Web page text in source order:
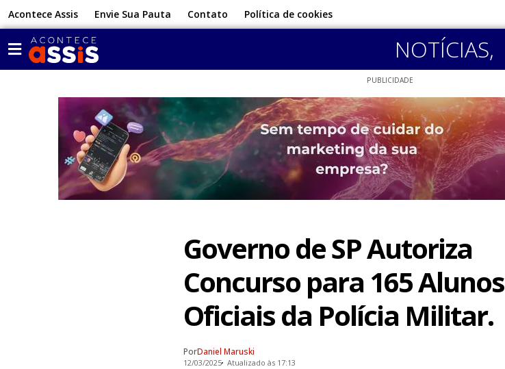
Acontece Assis Envie Sua Pauta Contato Política de cookies
NOTÍCIAS,
PUBLICIDADE
Governo de SP Autoriza
Concurso para 165 Alunos
Oficiais da Polícia Militar.
PorDaniel Maruski
12/03/2025 Atualizado às 17:13